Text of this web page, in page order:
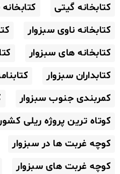
کتابخانه گیتی
کتابخانه ناوی سبزوار
کتابخانه های سبزوار
کتابداران سبزوار
کمربندی جنوب سبزوار
کوتاه ترین پروژه ریلی کشور
کوچه غربت ها در سبزوار
کوچه غربت های سبزوار